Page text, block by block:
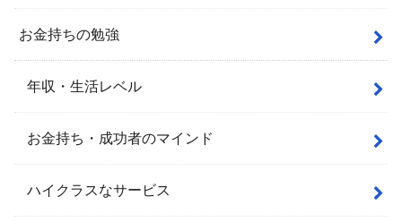
お金持ちの勉強
年収・生活レベル
お金持ち・成功者のマインド
ハイクラスなサービス